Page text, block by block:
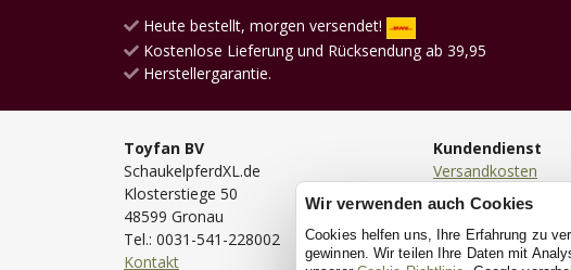
Heute bestellt, morgen versendet!
Kostenlose Lieferung und Rücksendung ab 39,95
Herstellergarantie.
Toyfan BV
SchaukelpferdXL.de
Klosterstiege 50
48599 Gronau
Tel.: 0031-541-228002
Kontakt
Kundendienst
Versandkosten
Lieferung
Bestellen
Bezahlung
Rücksendung
Wir verwenden auch Cookies
Cookies helfen uns, Ihre Erfahrung zu
gewinnen. Wir teilen Ihre Daten mit